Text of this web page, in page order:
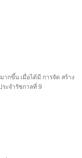
ากขึ้น เมื่อได้มี การจัด สร้าง
ะจำรัชกาลที่ 9